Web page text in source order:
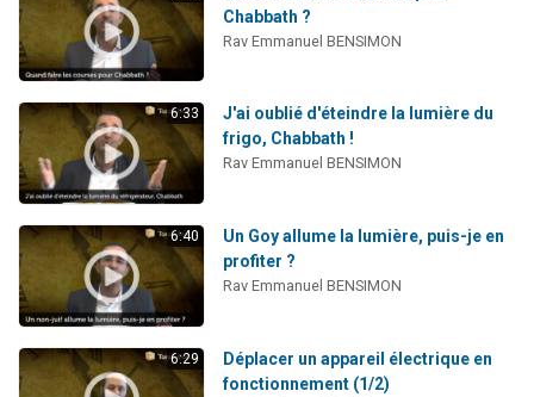
Chabbath ?
Rav Emmanuel BENSIMON
6:33
J'ai oublié d'éteindre la lumière du
frigo, Chabbath !
Rav Emmanuel BENSIMON
6:40
Un Goy allume la lumière, puis-je en
profiter ?
Rav Emmanuel BENSIMON
6:29
Déplacer un appareil électrique en
fonctionnement (1/2)